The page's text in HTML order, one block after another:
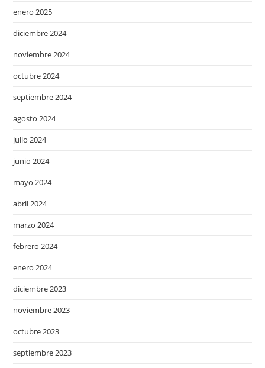
enero 2025
diciembre 2024
noviembre 2024
octubre 2024
septiembre 2024
agosto 2024
julio 2024
junio 2024
mayo 2024
abril 2024
marzo 2024
febrero 2024
enero 2024
diciembre 2023
noviembre 2023
octubre 2023
septiembre 2023